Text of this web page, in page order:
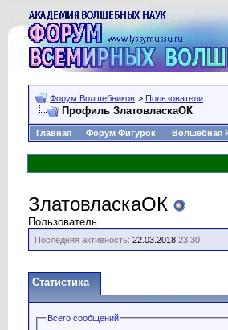
Форум Волшебников > Пользователи
Профиль ЗлатовласкаОК
Главная Форум Фигурок Волшебная
ЗлатовласкаОК
Пользователь
Последняя активность: 22.03.2018 23:30
Статистика
Всего сообщений